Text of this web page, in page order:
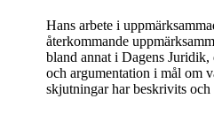
Hans arbete i
återkommande
bland annat i Dagens Juridik,
och argumentation i mål om
skjutningar har beskrivits och